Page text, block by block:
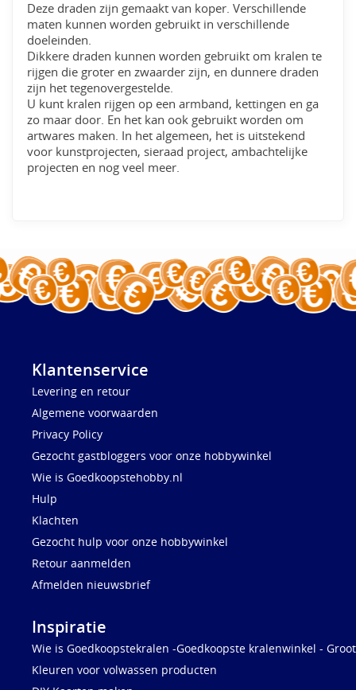
Deze draden zijn gemaakt van koper. Verschillende
maten kunnen worden gebruikt in verschillende
doeleinden.
Dikkere draden kunnen worden gebruikt om kralen te
rijgen die groter en zwaarder zijn, en dunnere draden
zijn het tegenovergestelde.
U kunt kralen rijgen op een armband, kettingen en ga
zo maar door. En het kan ook gebruikt worden om
artwares maken. In het algemeen, het is uitstekend
voor kunstprojecten, sieraad project, ambachtelijke
projecten en nog veel meer.
Klantenservice
Levering en retour
Algemene voorwaarden
Privacy Policy
Gezocht gastbloggers voor onze hobbywinkel
Wie is Goedkoopstehobby.nl
Hulp
Klachten
Gezocht hulp voor onze hobbywinkel
Retour aanmelden
Afmelden nieuwsbrief
Inspiratie
Wie is Goedkoopstekralen -Goedkoopste kralenwinkel -
Kleuren voor volwassen producten